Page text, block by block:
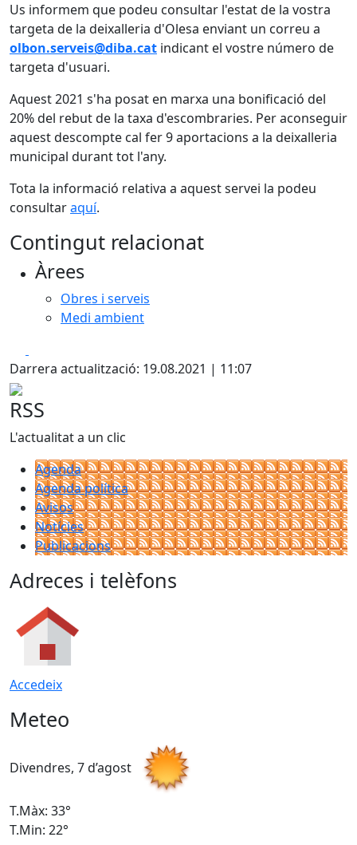
Us informem que podeu consultar l'estat de la vostra
targeta de la deixalleria d'Olesa enviant un correu a
olbon.serveis@diba.cat indicant el vostre número de
targeta d'usuari.
Aquest 2021 s'ha posat en marxa una bonificació del
20% del rebut de la taxa d'escombraries. Per aconseguir
aquest descompte cal fer 9 aportacions a la deixalleria
municipal durant tot l'any.
Tota la informació relativa a aquest servei la podeu
consultaraquí.
Contingut relacionat
Àrees
Obres i serveis
Medi ambient
Darrera actualització: 19.08.2021 | 11:07
RSS
L'actualitat a un clic
Agenda
Agenda política
Avisos
Notícies
Publicacions
Adreces i telèfons
Accedeix
Meteo
Divendres, 7 d’agost
T.Màx: 33°
T.Min: 22°